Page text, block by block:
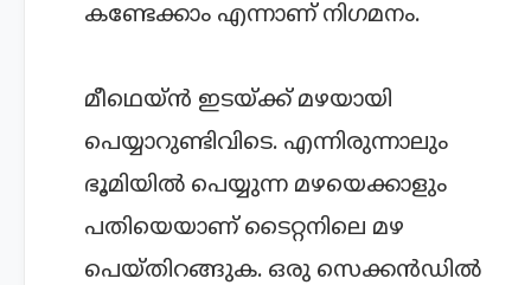
കണ്ടേക്കാം എന്നാണ് നിഗമനം.
മീഥെയ്‍ന്‍ ഇടയ്ക്ക് മഴയായി
പെയ്യാറുണ്ടിവിടെ. എന്നിരുന്നാലും
ഭൂമിയില്‍ പെയ്യുന്ന മഴയെക്കാളും
പതിയെയാണ് ടൈറ്റനിലെ മഴ
പെയ്തിറങ്ങുക. ഒരു സെക്കന്‍ഡില്‍